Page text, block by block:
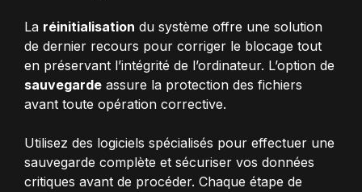
La réinitialisation du système offre une solution
de dernier recours pour corriger le blocage tout
en préservant l’intégrité de l’ordinateur. L’option de
sauvegarde assure la protection des fichiers
avant toute opération corrective.
Utilisez des logiciels spécialisés pour effectuer une
sauvegarde complète et sécuriser vos données
critiques avant de procéder. Chaque étape de